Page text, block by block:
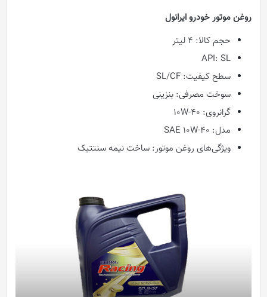
روغن موتور خودرو ایرانول
حجم کالا: ۴ لیتر
API: SL
سطح کیفیت: SL/CF
سوخت مصرفی: بنزینی
گرانروی: ۱۰W-۴۰
مدل: SAE ۱۰W-۴۰
ویژگی‌های روغن موتور: ساخت نیمه سنتتیک